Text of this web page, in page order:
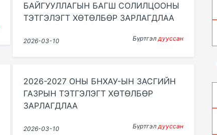
БАЙГУУЛЛАГЫН БАГШ СОЛИЛЦООНЫ
ТЭТГЭЛЭГТ ХӨТӨЛБӨР ЗАРЛАГДЛАА
2026-03-10 Бүртгэлдууссан
2026-2027 ОНЫ БНХАУ-ЫН ЗАСГИЙН
ГАЗРЫН ТЭТГЭЛЭГТ ХӨТӨЛБӨР
ЗАРЛАГДЛАА
2026-03-10 Бүртгэлдууссан